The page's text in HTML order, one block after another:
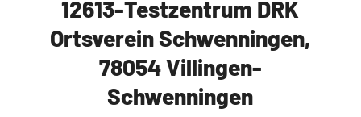
12613-Testzentrum DRK
Ortsverein Schwenningen,
78054 Villingen-
Schwenningen